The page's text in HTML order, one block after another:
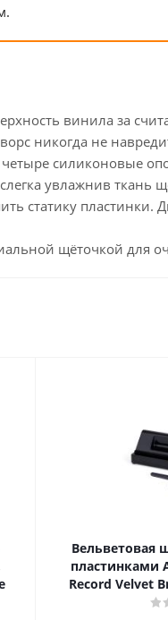
винила за
никогда не
силиконовые
увлажнив ткань
статику
щёточкой для
Вельветовая
пластинками
Record Velvet